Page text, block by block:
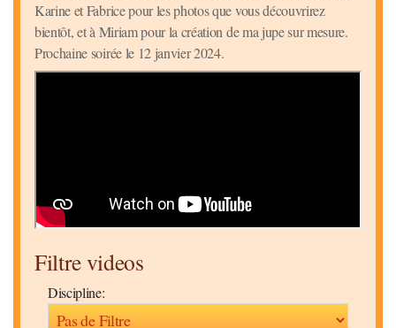
Karine et Fabrice pour les photos que vous découvrirez
bientôt, et à Miriam pour la création de ma jupe sur mesure.
Prochaine soirée le 12 janvier 2024.
Filtre videos
Discipline: